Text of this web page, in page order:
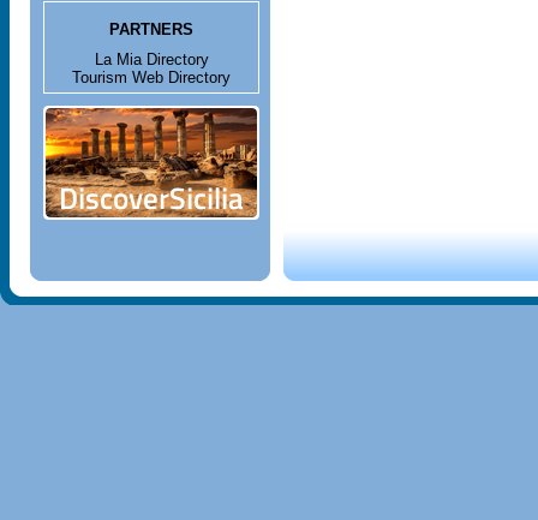
PARTNERS
La Mia Directory
Tourism Web Directory